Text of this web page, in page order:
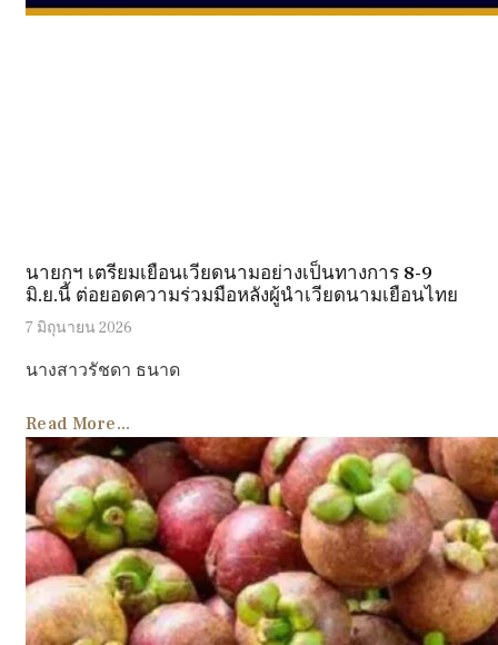
นายกฯ เตรียมเยือนเวียดนามอย่างเป็นทางการ 8-9
มิ.ย.นี้ ต่อยอดความร่วมมือหลังผู้นำเวียดนามเยือนไทย
7 มิถุนายน 2026
นางสาวรัชดา ธนาด
Read More...